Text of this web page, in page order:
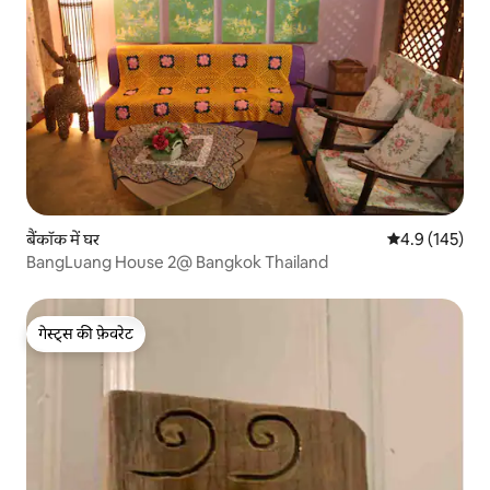
बैंकॉक में घर औसत रेटिंग 5 में
4.9 (145)
BangLuang House 2@ Bangkok Thailand
गेस्ट्स की फ़ेवरेट
गेस्ट्स की फ़ेवरेट